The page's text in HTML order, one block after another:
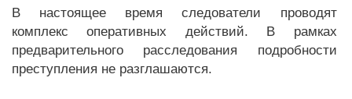
В настоящее время следователи проводят
комплекс оперативных действий. В рамках
предварительного расследования подробности
преступления не разглашаются.